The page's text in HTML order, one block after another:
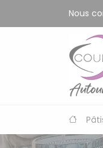
Nous
Panneau de gestion